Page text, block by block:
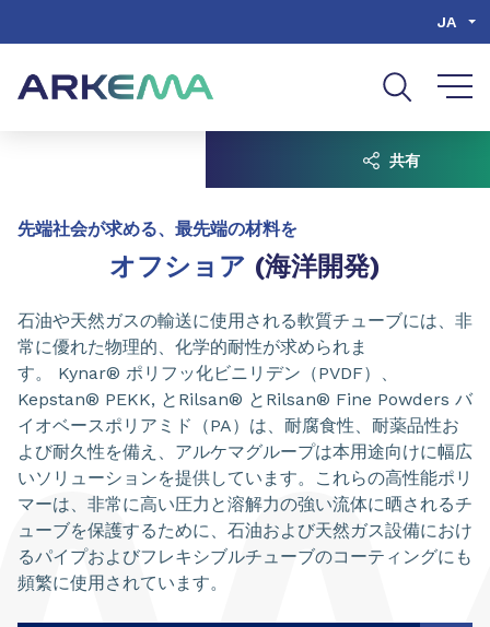
JA
先端社会が求める、最先端の材料を
オフショア (海洋開発)
石油や天然ガスの輸送に使用される軟質チューブには、非
常に優れた物理的、化学的耐性が求められま
す。 Kynar® ポリフッ化ビニリデン（PVDF）、
Kepstan® PEKK, とRilsan® とRilsan® Fine Powders バ
イオベースポリアミド（PA）は、耐腐食性、耐薬品性お
よび耐久性を備え、アルケマグループは本用途向けに幅広
いソリューションを提供しています。これらの高性能ポリ
マーは、非常に高い圧力と溶解力の強い流体に晒されるチ
ューブを保護するために、石油および天然ガス設備におけ
るパイプおよびフレキシブルチューブのコーティングにも
頻繁に使用されています。
共有